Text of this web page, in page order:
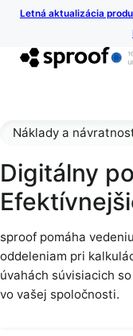
Letná aktualizácia
Digitálny
Náklady a
sproof pomáha
oddeleniam pri
úvahách súvisiacich
vo vašej spoločnosti.